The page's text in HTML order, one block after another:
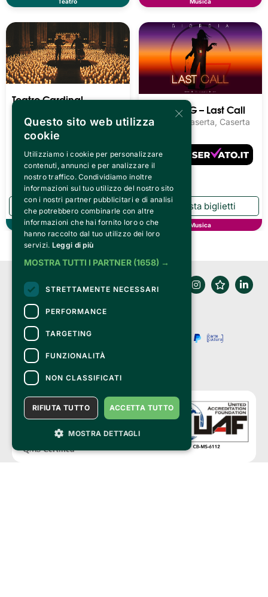
Teatro Cardinal
Concerti
Teatro Cardinal Massaia,
Torino
Biglietti a partire da
12.69€
Teatro
Giorgia – G – Last Call
Reggia di Caserta, Caserta
Musica
×
Questo sito web utilizza
cookie
Utilizziamo i cookie per personalizzare
contenuti, annunci e per analizzare il
nostro traffico. Condividiamo inoltre
informazioni sul tuo utilizzo del nostro sito
con i nostri partner pubblicitari e di analisi
che potrebbero combinarle con altre
informazioni che hai fornito loro o che
hanno raccolto dal tuo utilizzo dei loro
servizi. Leggi di più
MOSTRA TUTTI I PARTNER (1658) →
STRETTAMENTE NECESSARI
PERFORMANCE
TARGETING
FUNZIONALITÀ
NON CLASSIFICATI
ACCETTA TUTTO
RIFIUTA TUTTO
MOSTRA DETTAGLI